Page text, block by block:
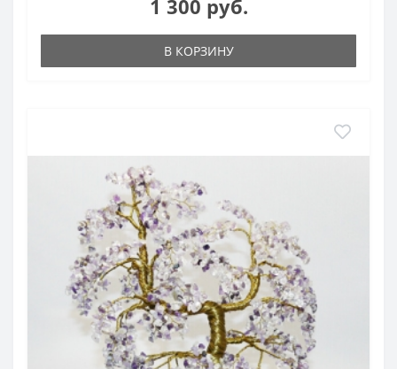
1 300 руб.
В КОРЗИНУ